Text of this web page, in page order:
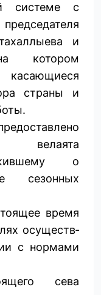
системе с
и
котором
страны и
велаята
о
сезонных
время
осуществ­
с нормами
сева